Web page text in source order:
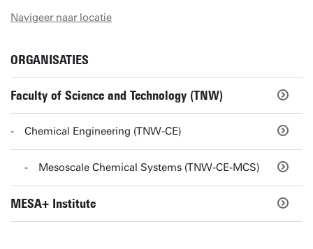
Navigeer naar locatie
ORGANISATIES
Faculty of Science and Technology (TNW)
Chemical Engineering (TNW-CE)
Mesoscale Chemical Systems (TNW-CE-MCS)
MESA+ Institute